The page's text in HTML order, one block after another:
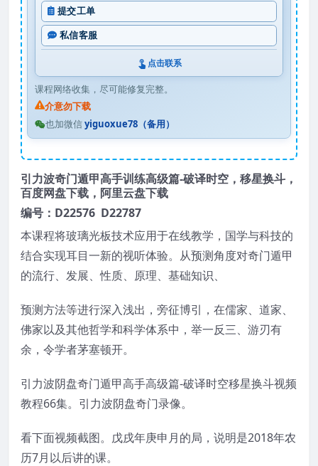
提交工单
私信客服
点击联系
课程网络收集，尽可能修复完整。
介意勿下载
也加微信yiguoxue78（备用）
引力波奇门遁甲高手训练高级篇-破译时空，移星换斗，
百度网盘下载，阿里云盘下载
编号：D22576 D22787
本课程将玻璃光板技术应用于在线教学，国学与科技的
结合实现耳目一新的视听体验。从预测角度对奇门遁甲
的流行、发展、性质、原理、基础知识、
预测方法等进行深入浅出，旁征博引，在儒家、道家、
佛家以及其他哲学和科学体系中，举一反三、游刃有
余，令学者茅塞顿开。
引力波阴盘奇门遁甲高手高级篇-破译时空移星换斗视频
教程66集。引力波阴盘奇门录像。
看下面视频截图。戊戌年庚申月的局，说明是2018年农
历7月以后讲的课。